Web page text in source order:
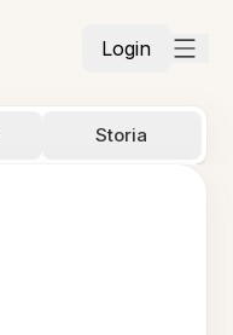
Login
Storia